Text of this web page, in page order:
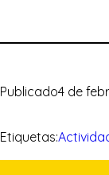
Publicado4 de
Etiquetas: